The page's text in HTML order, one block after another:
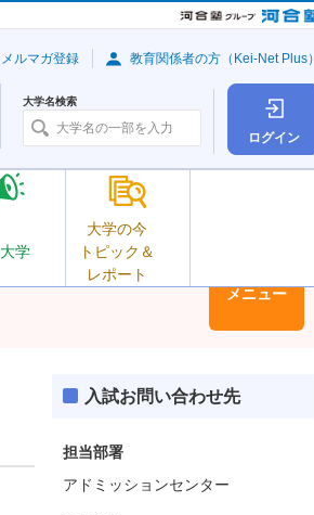
ログイン
学
大学の今
トピック＆
レポート
大学名検索
ルマガ登録 教育関係者の方（Kei-Net Plus）
メニュー
入試お問い合わせ先
担当部署
アドミッションセンター